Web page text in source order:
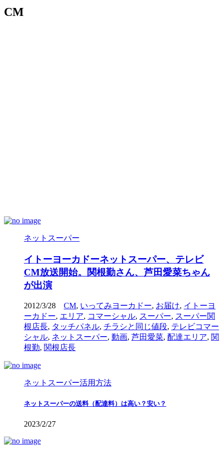
CM
ネットスーパー
イトーヨーカドーネットスーパー、テレビ
CM放送開始。関根勤さん、芦田愛菜ちゃん
が出演
2012/3/28 CM, いってみヨーカドー, お届け, イトーヨ
ーカドー, エリア, コマーシャル, スーパー, スーパー関
根店長, タッチパネル, チラシと同じ値段, テレビコマー
シャル, ネットスーパー, 動画, 芦田愛菜, 配達エリア, 関
根勤, 関根店長
ネットスーパー活用方法
ネットスーパーの送料（配達料）は高い？安い？
2023/2/27